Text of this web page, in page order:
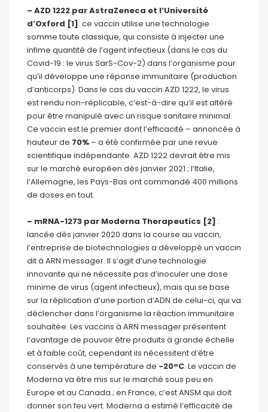
– AZD 1222 par AstraZeneca et l’Université
d’Oxford [1]: ce vaccin utilise une technologie
somme toute classique, qui consiste à injecter une
infime quantité de l’agent infectieux (dans le cas du
Covid-19 : le virus SarS-Cov-2) dans l’organisme pour
qu’il développe une réponse immunitaire (production
d’anticorps). Dans le cas du vaccin AZD 1222, le virus
est rendu non-réplicable, c’est-à-dire qu’il est altéré
pour être manipulé avec un risque sanitaire minimal.
Ce vaccin est le premier dont l’efficacité – annoncée à
hauteur de 70% – a été confirmée par une revue
scientifique indépendante. AZD 1222 devrait être mis
sur le marché européen dès janvier 2021 ; l’Italie,
l’Allemagne, les Pays-Bas ont commandé 400 millions
de doses en tout.
– mRNA-1273 par Moderna Therapeutics [2] :
lancée dès janvier 2020 dans la course au vaccin,
l’entreprise de biotechnologies a développé un vaccin
dit à ARN messager. Il s’agit d’une technologie
innovante qui ne nécessite pas d’inoculer une dose
minime de virus (agent infectieux), mais qui se base
sur la réplication d’une portion d’ADN de celui-ci, qui va
déclencher dans l’organisme la réaction immunitaire
souhaitée. Les vaccins à ARN messager présentent
l’avantage de pouvoir être produits à grande échelle
et à faible coût, cependant ils nécessitent d’être
conservés à une température de -20°C. Le vaccin de
Moderna va être mis sur le marché sous peu en
Europe et au Canada ; en France, c’est ANSM qui doit
donner son feu vert. Moderna a estimé l’efficacité de